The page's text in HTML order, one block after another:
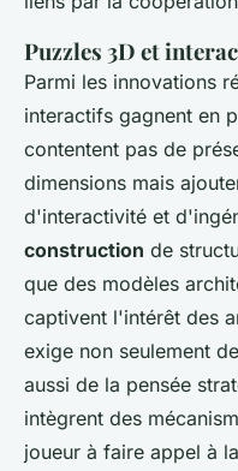
Puzzles 3D et
Parmi les innovations
interactifs gagnent en
contentent pas de
dimensions mais
d'interactivité et
construction de
que des modèles
captivent l'intérêt des
exige non seulement
aussi de la pensée
intègrent des
joueur à faire appel à